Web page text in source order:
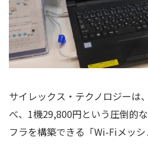
サイレックス・テクノロジーは
べ、1機29,800円という圧倒的
フラを構築できる「Wi-Fiメッシ